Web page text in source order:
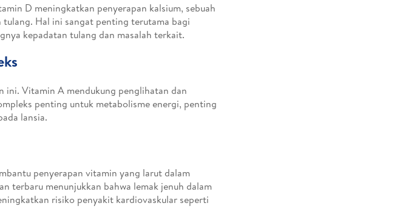
D meningkatkan penyerapan kalsium, sebuah
Hal ini sangat penting terutama bagi
kepadatan tulang dan masalah terkait.
ini. Vitamin A mendukung penglihatan dan
penting untuk metabolisme energi, penting
lansia.
penyerapan vitamin yang larut dalam
terbaru menunjukkan bahwa lemak jenuh dalam
risiko penyakit kardiovaskular seperti